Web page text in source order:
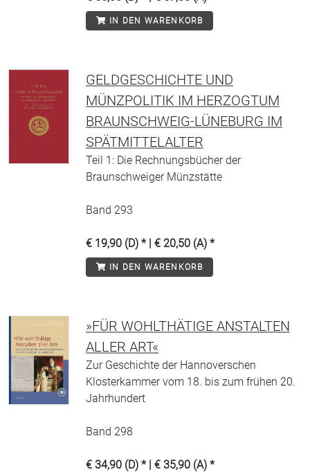
IN DEN WARENKORB
GELDGESCHICHTE UND
MÜNZPOLITIK IM HERZOGTUM
BRAUNSCHWEIG-LÜNEBURG IM
SPÄTMITTELALTER
Teil 1: Die Rechnungsbücher der
Braunschweiger Münzstätte
Band 293
€ 19,90 (D) * | € 20,50 (A) *
IN DEN WARENKORB
»FÜR WOHLTHÄTIGE ANSTALTEN
ALLER ART«
Zur Geschichte der Hannoverschen
Klosterkammer vom 18. bis zum frühen 20.
Jahrhundert
Band 298
€ 34,90 (D) * | € 35,90 (A) *